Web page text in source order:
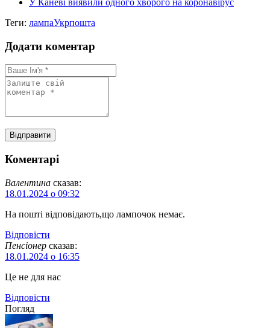
Теги: лампаУкрпошта
Додати коментар
Коментарі
Валентина сказав:
18.01.2024 о 09:32
На пошті відповідають,що лампочок немає.
Відповіcти
Пенсіонер сказав:
18.01.2024 о 16:35
Це не для нас
Відповіcти
Погляд